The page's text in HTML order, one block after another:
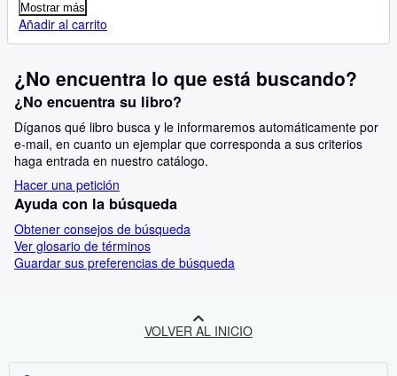
Mostrar más
Añadir al carrito
¿No encuentra lo que está buscando?
¿No encuentra su libro?
Díganos qué libro busca y le informaremos automáticamente por
e-mail, en cuanto un ejemplar que corresponda a sus criterios
haga entrada en nuestro catálogo.
Hacer una petición
Ayuda con la búsqueda
Obtener consejos de búsqueda
Ver glosario de términos
Guardar sus preferencias de búsqueda
VOLVER AL INICIO